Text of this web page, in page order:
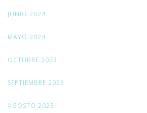
JUNIO 2024
MAYO 2024
OCTUBRE 2023
SEPTIEMBRE 2023
AGOSTO 2023